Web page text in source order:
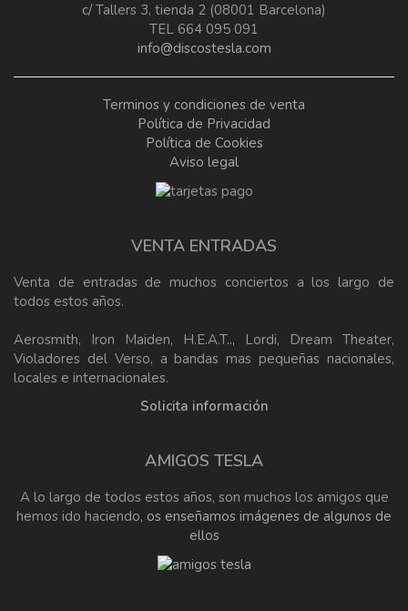
c/ Tallers 3, tienda 2 (08001 Barcelona)
TEL 664 095 091
info@discostesla.com
Terminos y condiciones de venta
Política de Privacidad
Política de Cookies
Aviso legal
VENTA ENTRADAS
Venta de entradas de muchos conciertos a los largo de
todos estos años.
Aerosmith, Iron Maiden, H.E.A.T.., Lordi, Dream Theater,
Violadores del Verso, a bandas mas pequeñas nacionales,
locales e internacionales.
Solicita información
AMIGOS TESLA
A lo largo de todos estos años, son muchos los amigos que
hemos ido haciendo, os enseñamos imágenes de algunos de
ellos